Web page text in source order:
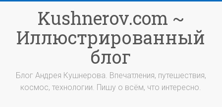
содержимомуKushnerov.com ~
Иллюстрированный
блог
Блог Андрея Кушнерова. Впечатления, путешествия,
космос, технологии. Пишу о всём, что интересно.